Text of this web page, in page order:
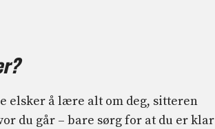
elsker å lære alt om deg, sitteren
du går – bare sørg for at du er klar